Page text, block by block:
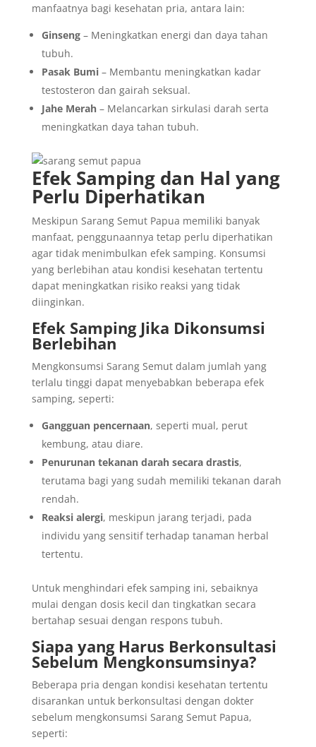
manfaatnya bagi kesehatan pria, antara lain:
Ginseng– Meningkatkan energi dan daya tahan
tubuh.
Pasak Bumi– Membantu meningkatkan kadar
testosteron dan gairah seksual.
Jahe Merah– Melancarkan sirkulasi darah serta
meningkatkan daya tahan tubuh.
Efek Samping dan Hal yang
Perlu Diperhatikan
Meskipun Sarang Semut Papua memiliki banyak
manfaat, penggunaannya tetap perlu diperhatikan
agar tidak menimbulkan efek samping. Konsumsi
yang berlebihan atau kondisi kesehatan tertentu
dapat meningkatkan risiko reaksi yang tidak
diinginkan.
Efek Samping Jika Dikonsumsi
Berlebihan
Mengkonsumsi Sarang Semut dalam jumlah yang
terlalu tinggi dapat menyebabkan beberapa efek
samping, seperti:
Gangguan pencernaan, seperti mual, perut
kembung, atau diare.
Penurunan tekanan darah secara drastis,
terutama bagi yang sudah memiliki tekanan darah
rendah.
Reaksi alergi, meskipun jarang terjadi, pada
individu yang sensitif terhadap tanaman herbal
tertentu.
Untuk menghindari efek samping ini, sebaiknya
mulai dengan dosis kecil dan tingkatkan secara
bertahap sesuai dengan respons tubuh.
Siapa yang Harus Berkonsultasi
Sebelum Mengkonsumsinya?
Beberapa pria dengan kondisi kesehatan tertentu
disarankan untuk berkonsultasi dengan dokter
sebelum mengkonsumsi Sarang Semut Papua,
seperti: